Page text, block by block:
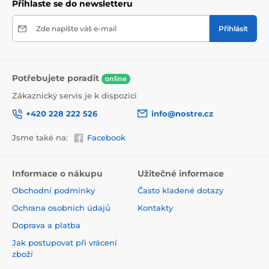
Použitá tisková metoda je ekologická, a proto jsou
přísné normy a mají VOC i GREENGUARD GOLD
certifikaci. Navíc jsou bez obsahu PVC a lepidlo je na
Přihlaste se do newsletteru
Zde napište váš e-mail Přihlásit
Potřebujete poradit online
Zákaznický servis je k dispozici
+420 228 222 526
info@nostre.cz
Jsme také na: Facebook
Informace o nákupu
Obchodní podmínky
Ochrana osobních údajů
Doprava a platba
Jak postupovat při vrácení
zboží
Užitečné informace
Často kladené dotazy
Kontakty